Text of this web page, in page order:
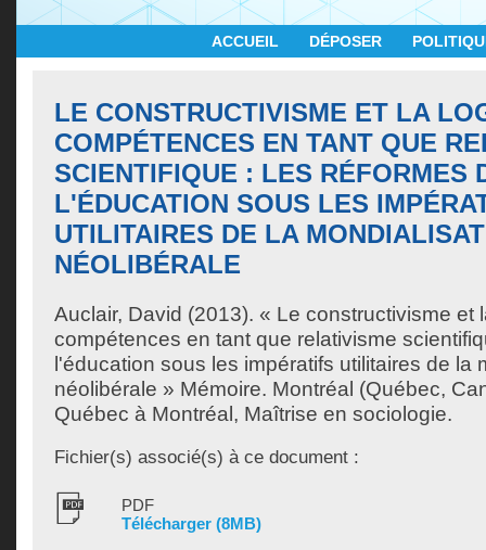
ACCUEIL DÉPOSER
LE CONSTRUCTIVISME ET LA
COMPÉTENCES EN TANT QUE
SCIENTIFIQUE : LES RÉFORMES
L'ÉDUCATION SOUS LES
UTILITAIRES DE LA
NÉOLIBÉRALE
Auclair, David (2013). « Le constructivisme et
compétences en tant que relativisme
l'éducation sous les impératifs utilitaires de la
néolibérale » Mémoire. Montréal (Québec,
Québec à Montréal, Maîtrise en sociologie.
Fichier(s) associé(s) à ce document :
PDF
Télécharger (8MB)